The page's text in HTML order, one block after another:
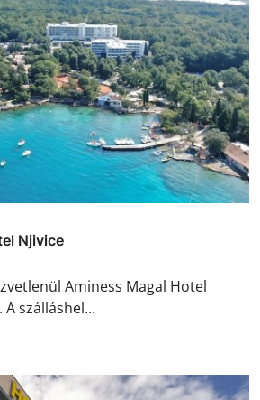
Njivice
Aminess Magal Hotel
szálláshel...